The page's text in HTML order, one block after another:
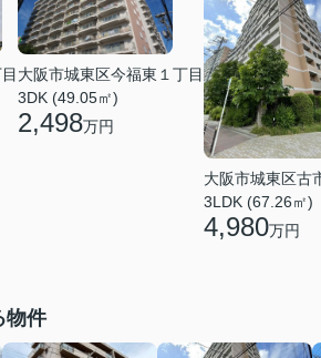
大阪市城東区今福東１丁目
3DK (49.05㎡)
2,498万円
大阪市城東区古
3LDK (67.26㎡)
4,980万円
物件